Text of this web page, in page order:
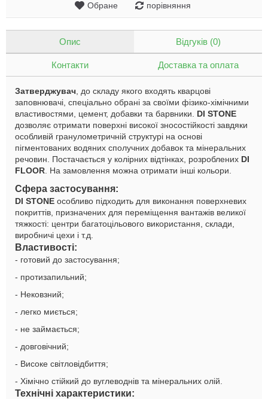
Обране порівняння
Опис Відгуків (0)
Контакти Доставка та оплата
Затверджувач , до складу якого входять кварцові
заповнювачі, спеціально обрані за своїми фізико-хімічними
властивостями, цемент, добавки та барвники. DI STONE
дозволяє отримати поверхні високої зносостійкості завдяки
особливій гранулометричній структурі на основі
пігментованих водяних сполучних добавок та мінеральних
речовин. Постачається у колірних відтінках, розроблених DI
FLOOR . На замовлення можна отримати інші кольори.
Сфера застосування:
DI STONE особливо підходить для виконання поверхневих
покриттів, призначених для переміщення вантажів великої
тяжкості: центри багатоцільового використання, склади,
виробничі цехи і т.д.
Властивості:
- готовий до застосування;
- протизапильний;
- Нековзний;
- легко миється;
- не займається;
- довговічний;
- Високе світловідбиття;
- Хімічно стійкий до вуглеводнів та мінеральних олій.
Технічні характеристики: